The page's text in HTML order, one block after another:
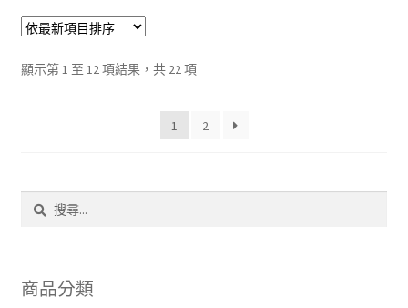
頁
顯示第 1 至 12 項結果，共 22 項依
項
序
1 2
字:
商品分類